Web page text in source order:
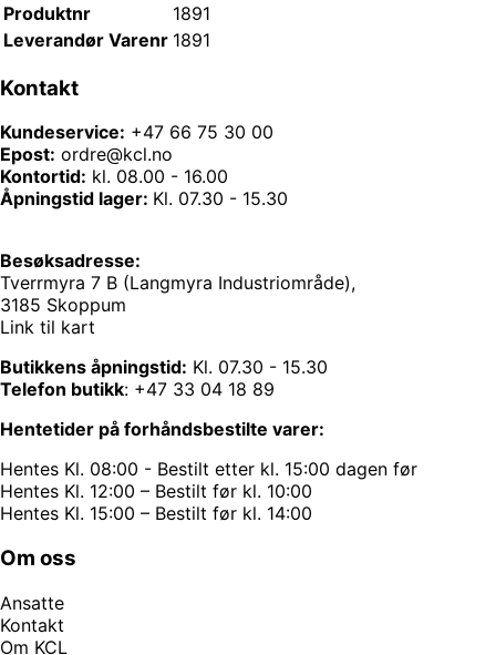
Produktnr
1891
Leverandør Varenr 1891
Kontakt
Kundeservice: +47 66 75 30 00
Epost: ordre@kcl.no
Kontortid: kl. 08.00 - 16.00
Åpningstid lager: Kl. 07.30 - 15.30
Besøksadresse:
Tverrmyra 7 B (Langmyra Industriområde),
3185 Skoppum
Link til kart
Butikkens åpningstid: Kl. 07.30 - 15.30
Telefon butikk: +47 33 04 18 89
Hentetider på forhåndsbestilte varer:
Hentes Kl. 08:00 - Bestilt etter kl. 15:00 dagen før
Hentes Kl. 12:00 – Bestilt før kl. 10:00
Hentes Kl. 15:00 – Bestilt før kl. 14:00
Om oss
Ansatte
Kontakt
Om KCL